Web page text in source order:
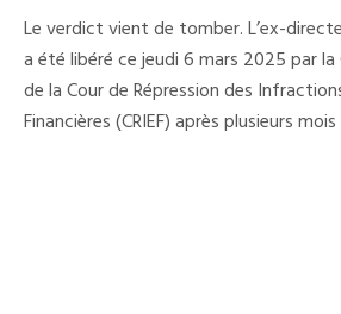
L’ex-
DG
De
La
Des
Eaux
Le verdict vient de tomber. L’ex-
a été libéré ce jeudi 6 mars 2025 par la
de la Cour de Répression des
Financières (CRIEF) après plusieurs